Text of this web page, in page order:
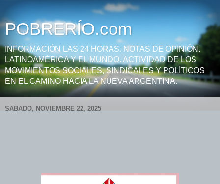
POBRERÍO.com
INFORMACIÓN LAS 24 HORAS. NOTAS DE OPINIÓN.
LATINOAMÉRICA Y EL MUNDO. ACTIVIDAD DE LOS
MOVIMIENTOS SOCIALES, SINDICALES Y POLÍTICOS
EN EL CAMINO HACIA LA NUEVA ARGENTINA.
SÁBADO, NOVIEMBRE 22, 2025